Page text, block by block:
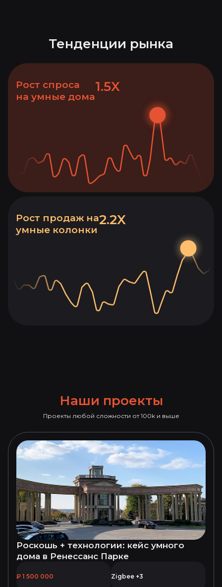
Тенденции рынка
Рост спроса
на умные дома
1.5X
Рост продаж на
умные колонки
2.2X
Наши проекты
Проекты любой сложности от 100k и выше
Роскошь + технологии: кейс умного
дома в Ренессанс Парке
₽ 1 500 000 Zigbee +3